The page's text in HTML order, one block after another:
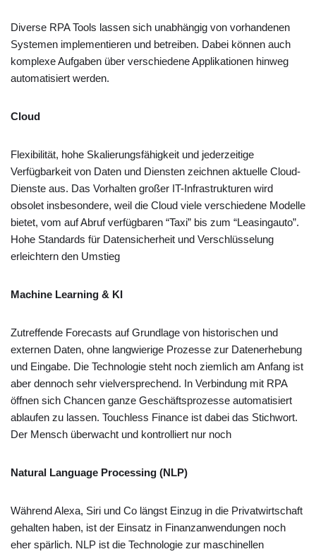
Diverse RPA Tools lassen sich unabhängig von vorhandenen
Systemen implementieren und betreiben. Dabei können auch
komplexe Aufgaben über verschiedene Applikationen hinweg
automatisiert werden.
Cloud
Flexibilität, hohe Skalierungsfähigkeit und jederzeitige
Verfügbarkeit von Daten und Diensten zeichnen aktuelle Cloud-
Dienste aus. Das Vorhalten großer IT-Infrastrukturen wird
obsolet insbesondere, weil die Cloud viele verschiedene Modelle
bietet, vom auf Abruf verfügbaren “Taxi” bis zum “Leasingauto”.
Hohe Standards für Datensicherheit und Verschlüsselung
erleichtern den Umstieg
Machine Learning & KI
Zutreffende Forecasts auf Grundlage von historischen und
externen Daten, ohne langwierige Prozesse zur Datenerhebung
und Eingabe. Die Technologie steht noch ziemlich am Anfang ist
aber dennoch sehr vielversprechend. In Verbindung mit RPA
öffnen sich Chancen ganze Geschäftsprozesse automatisiert
ablaufen zu lassen. Touchless Finance ist dabei das Stichwort.
Der Mensch überwacht und kontrolliert nur noch
Natural Language Processing (NLP)
Während Alexa, Siri und Co längst Einzug in die Privatwirtschaft
gehalten haben, ist der Einsatz in Finanzanwendungen noch
eher spärlich. NLP ist die Technologie zur maschinellen